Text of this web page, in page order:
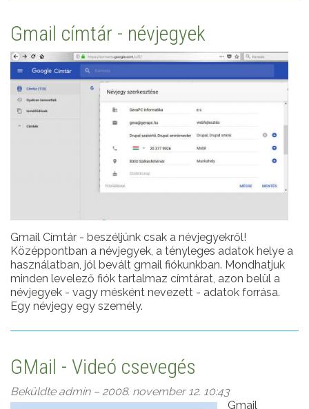
Gmail címtár - névjegyek
Gmail Címtár - beszéljünk csak a névjegyekről!
Középpontban a névjegyek, a tényleges adatok helye a
használatban, jól bevált gmail fiókunkban. Mondhatjuk
minden levelező fiók tartalmaz címtárat, azon belül a
névjegyek - vagy mésként nevezett - adatok forrása.
Egy névjegy egy személy.
GMail - Videó csevegés
Beküldte admin– 2008. november 12. 10:43
Gmail